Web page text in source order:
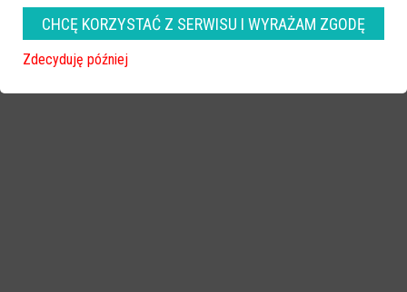
CHCĘ KORZYSTAĆ Z SERWISU I WYRAŻAM ZGODĘ
Zdecyduję później